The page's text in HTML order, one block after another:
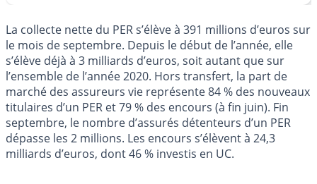
La collecte nette du PER s’élève à 391 millions d’euros sur
le mois de septembre. Depuis le début de l’année, elle
s’élève déjà à 3 milliards d’euros, soit autant que sur
l’ensemble de l’année 2020. Hors transfert, la part de
marché des assureurs vie représente 84 % des nouveaux
titulaires d’un PER et 79 % des encours (à fin juin). Fin
septembre, le nombre d’assurés détenteurs d’un PER
dépasse les 2 millions. Les encours s’élèvent à 24,3
milliards d’euros, dont 46 % investis en UC.